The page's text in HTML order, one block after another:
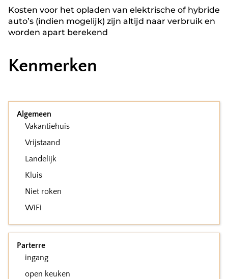
Kosten voor het opladen van elektrische of hybride
auto’s (indien mogelijk) zijn altijd naar verbruik en
worden apart berekend
Kenmerken
Algemeen
Vakantiehuis
Vrijstaand
Landelijk
Kluis
Niet roken
WiFi
Parterre
ingang
open keuken